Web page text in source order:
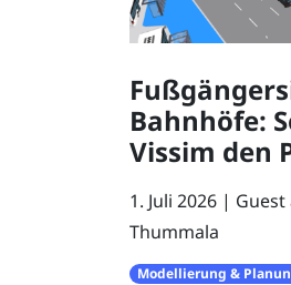
Bahnhöfe:
Vissim den
1. Juli 2026
Thummala
Modellierung &